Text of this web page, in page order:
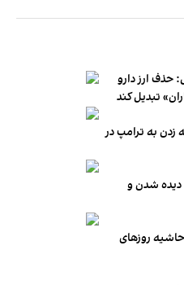
ارز دارو
زدن به ترامپ در
دیده شدن و
روزهای